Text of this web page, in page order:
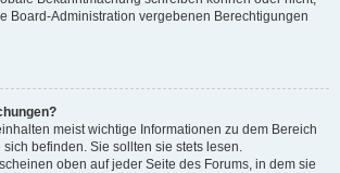
Board-Administration vergebenen Berechtigungen
meist wichtige Informationen zu dem Bereich
befinden. Sie sollten sie stets lesen.
oben auf jeder Seite des Forums, in dem sie